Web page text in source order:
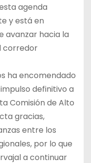
agenda
y está en
avanzar hacia la
corredor
ha encomendado
definitivo a
Comisión de Alto
gracias,
entre los
por lo que
a continuar